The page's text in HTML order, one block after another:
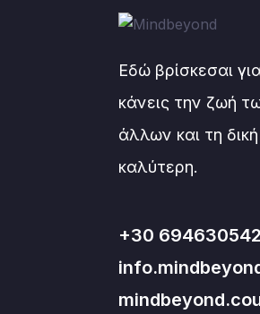
Εδώ βρίσκεσαι
κάνεις την ζωή
άλλων και τη
καλύτερη.
+30